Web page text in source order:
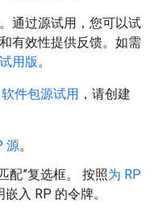
通过源试用，您可以试
有效性提供反馈。如需
用版。
件包源试用 ，请创建
源。
配”复选框。 按照为 RP
入 RP 的令牌。